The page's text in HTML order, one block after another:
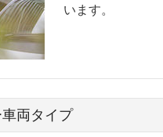
います。
両タイプ